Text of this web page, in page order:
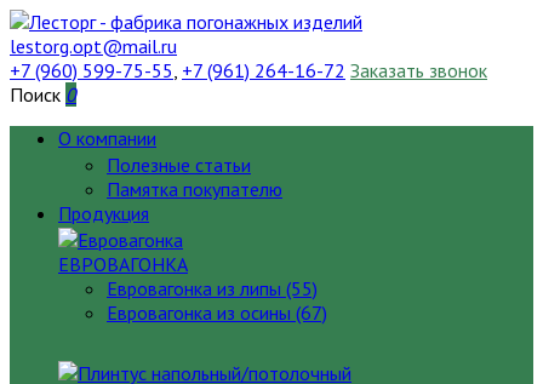
lestorg.opt@mail.ru
+7 (960) 599-75-55, +7 (961) 264-16-72 Заказать звонок
Поиск 0
О компании
Полезные статьи
Памятка покупателю
Продукция
ЕВРОВАГОНКА
Евровагонка из липы (55)
Евровагонка из осины (67)